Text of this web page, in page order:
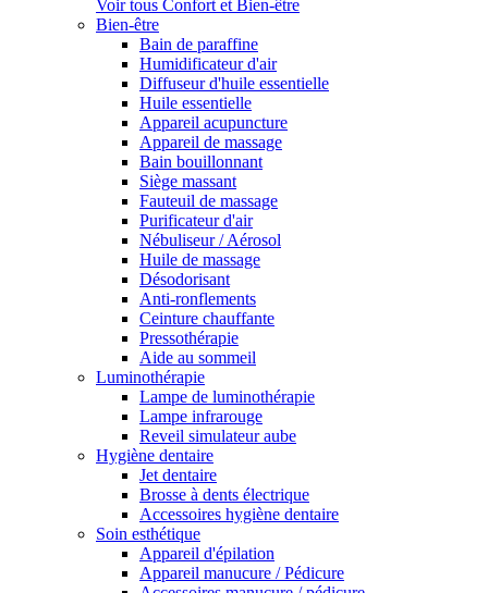
Voir tous Confort et Bien-être
Bien-être
Bain de paraffine
Humidificateur d'air
Diffuseur d'huile essentielle
Huile essentielle
Appareil acupuncture
Appareil de massage
Bain bouillonnant
Siège massant
Fauteuil de massage
Purificateur d'air
Nébuliseur / Aérosol
Huile de massage
Désodorisant
Anti-ronflements
Ceinture chauffante
Pressothérapie
Aide au sommeil
Luminothérapie
Lampe de luminothérapie
Lampe infrarouge
Reveil simulateur aube
Hygiène dentaire
Jet dentaire
Brosse à dents électrique
Accessoires hygiène dentaire
Soin esthétique
Appareil d'épilation
Appareil manucure / Pédicure